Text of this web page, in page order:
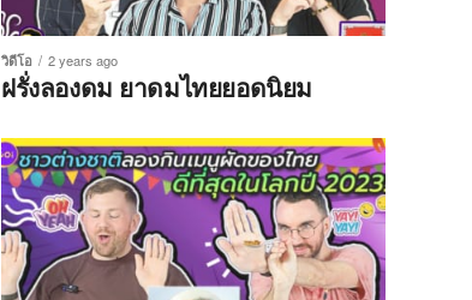
วิดีโอ 2 years ago
ฝรั่งลองดม ยาดมไทยยอดนิยม